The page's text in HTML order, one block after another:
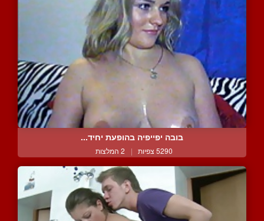
בובה יפייפיה בהופעת יחיד...
5290 צפיות | 2 המלצות